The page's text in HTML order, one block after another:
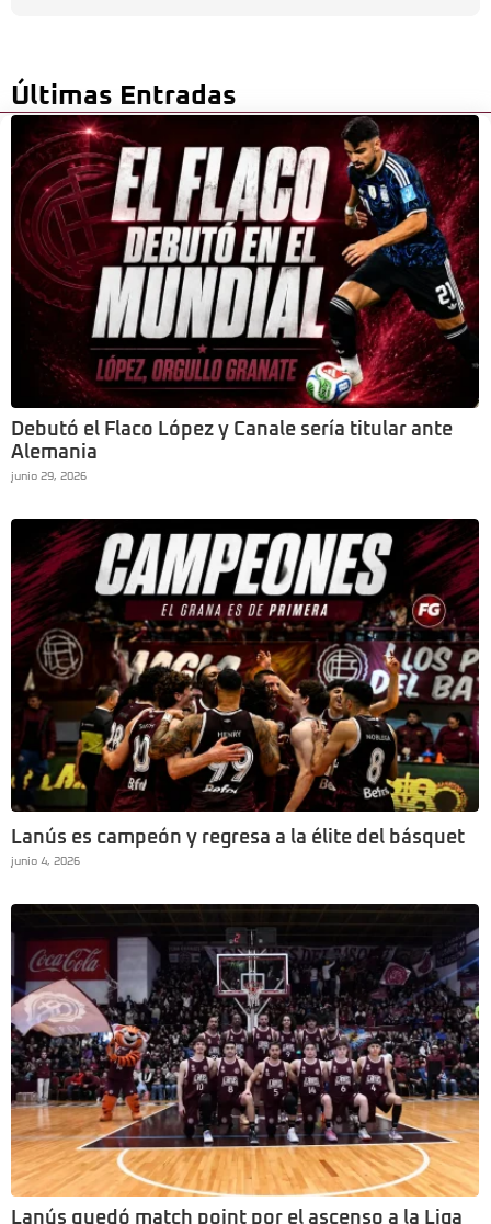
Últimas Entradas
Debutó el Flaco López y Canale sería titular ante
Alemania
junio 29, 2026
Lanús es campeón y regresa a la élite del básquet
junio 4, 2026
Lanús quedó match point por el ascenso a la Liga